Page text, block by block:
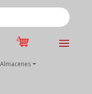
Almacenes